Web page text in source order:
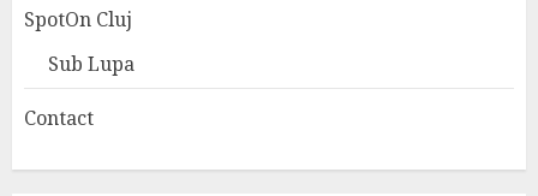
SpotOn Cluj
Sub Lupa
Contact